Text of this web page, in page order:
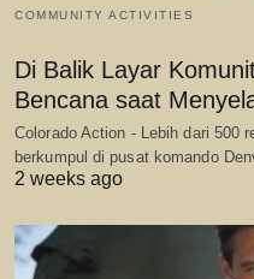
COMMUNITY ACTIVITIES
Di Balik Layar
Bencana saat
Colorado Action - Lebih dari 500
berkumpul di pusat komando
2 weeks ago